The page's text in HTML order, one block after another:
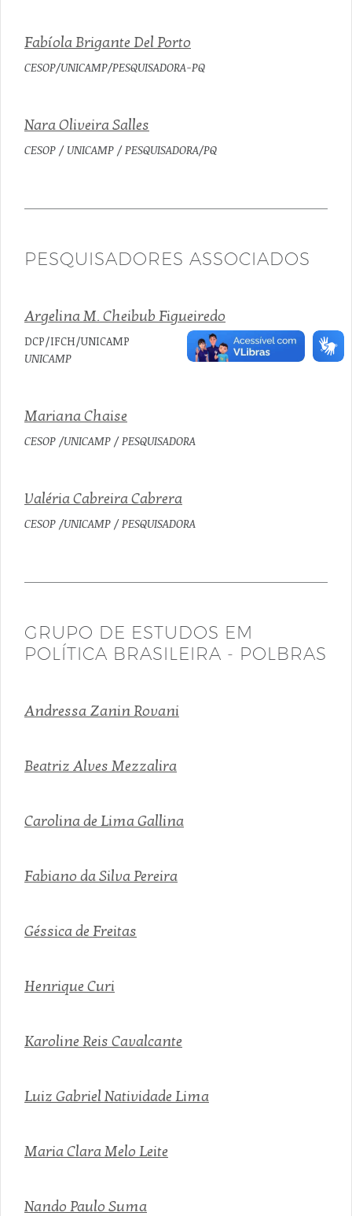
Fabíola Brigante Del Porto
CESOP/UNICAMP/PESQUISADORA-PQ
Nara Oliveira Salles
CESOP / UNICAMP / PESQUISADORA/PQ
PESQUISADORES ASSOCIADOS
Argelina M. Cheibub Figueiredo
DCP/IFCH/UNICAMP
UNICAMP
Mariana Chaise
CESOP /UNICAMP / PESQUISADORA
Valéria Cabreira Cabrera
CESOP /UNICAMP / PESQUISADORA
GRUPO DE ESTUDOS EM
POLÍTICA BRASILEIRA - POLBRAS
Andressa Zanin Rovani
Beatriz Alves Mezzalira
Carolina de Lima Gallina
Fabiano da Silva Pereira
Géssica de Freitas
Henrique Curi
Karoline Reis Cavalcante
Luiz Gabriel Natividade Lima
Maria Clara Melo Leite
Nando Paulo Suma